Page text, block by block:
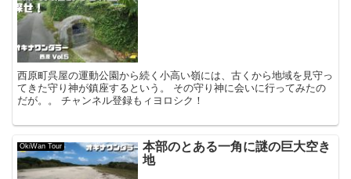
西原町呉屋の運動公園から続く小高い嶺には、古くから地域を見守っ
てきた守り神が鎮座するという。 その守り神に会いに行ってみたの
だが。。 チャンネル登録もィヨロシク！
OkiWan Tour
本部のとある一角に謎の巨大空き
地